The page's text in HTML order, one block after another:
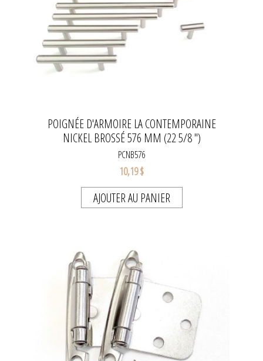
POIGNÉE D'ARMOIRE LA CONTEMPORAINE
NICKEL BROSSÉ 576 MM (22 5/8 ")
PCNB576
10,19 $
AJOUTER AU PANIER